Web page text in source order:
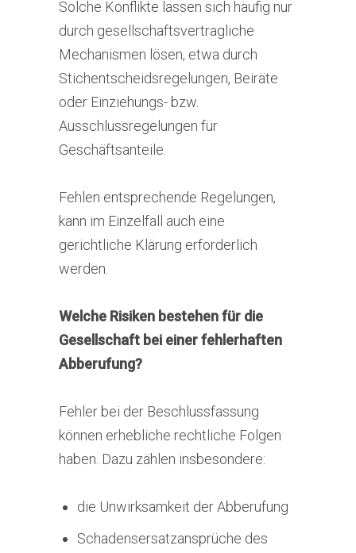
Solche Konflikte lassen sich häufig nur
durch gesellschaftsvertragliche
Mechanismen lösen, etwa durch
Stichentscheidsregelungen, Beiräte
oder Einziehungs- bzw.
Ausschlussregelungen für
Geschäftsanteile.
Fehlen entsprechende Regelungen,
kann im Einzelfall auch eine
gerichtliche Klärung erforderlich
werden.
Welche Risiken bestehen für die
Gesellschaft bei einer fehlerhaften
Abberufung?
Fehler bei der Beschlussfassung
können erhebliche rechtliche Folgen
haben. Dazu zählen insbesondere:
die Unwirksamkeit der Abberufung
Schadensersatzansprüche des